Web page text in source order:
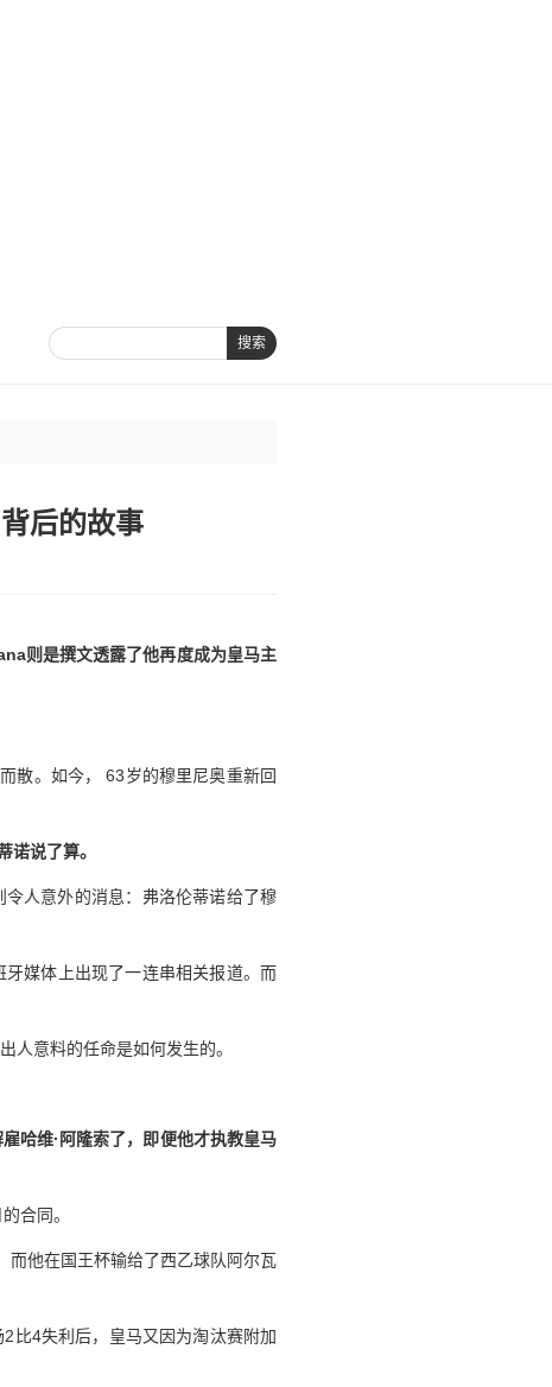
搜索
后的故事
则是撰文透露了他再度成为皇马主
散。如今， 63岁的穆里尼奥重新回
说了算。
人意外的消息：弗洛伦蒂诺给了穆
媒体上出现了一连串相关报道。而
人意料的任命是如何发生的。
哈维·阿隆索了，即便他才执教皇马
合同。
而他在国王杯输给了西乙球队阿尔瓦
比4失利后，皇马又因为淘汰赛附加